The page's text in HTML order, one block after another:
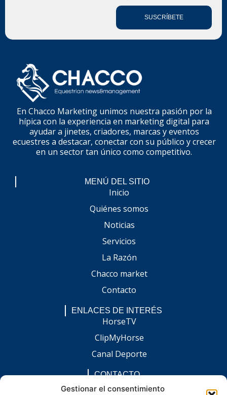
Gestionar el consentimiento
SUSCRÍBETE
En Chacco Marketing unimos nuestra pasión por la
hípica con la experiencia en marketing digital para
ayudar a jinetes, criadores, marcas y eventos
ecuestres a destacar, conectar con su público y crecer
en un sector tan único como competitivo.
MENÚ DEL SITIO
Inicio
Quiénes somos
Noticias
Servicios
La Razón
Chacco market
Contacto
ENLACES DE INTERÉS
HorseTV
ClipMyHorse
Canal Deporte
CONTACTO
comunicacion@chaccoinfo.com